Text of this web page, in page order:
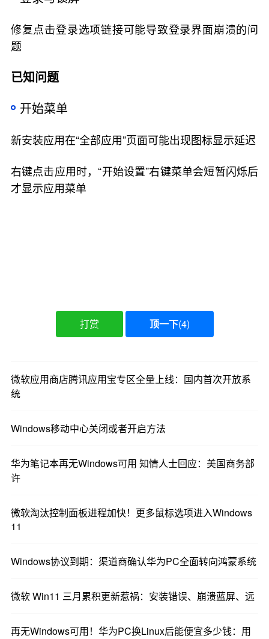
修复点击登录选项链接可能导致登录界面崩溃的问
题
已知问题
开始菜单
新安装应用在“全部应用”页面可能出现图标显示延迟
右键点击应用时，“开始设置”右键菜单会短暂闪烁后
才显示应用菜单
打赏 顶一下(4)
微软应用商店腾讯应用宝专区全量上线：国内首次开放系
统
Windows移动中心关闭或者开启方法
华为笔记本再无Windows可用 知情人士回应：美国商务部
许
微软淘汰控制面板进程加快！更多鼠标选项进入Windows
11
Windows协议到期：渠道商确认华为PC全面转向鸿蒙系统
微软 Win11 三月累积更新惹祸：安装错误、崩溃蓝屏、远
再无Windows可用！华为PC换Linux后能便宜多少钱：用